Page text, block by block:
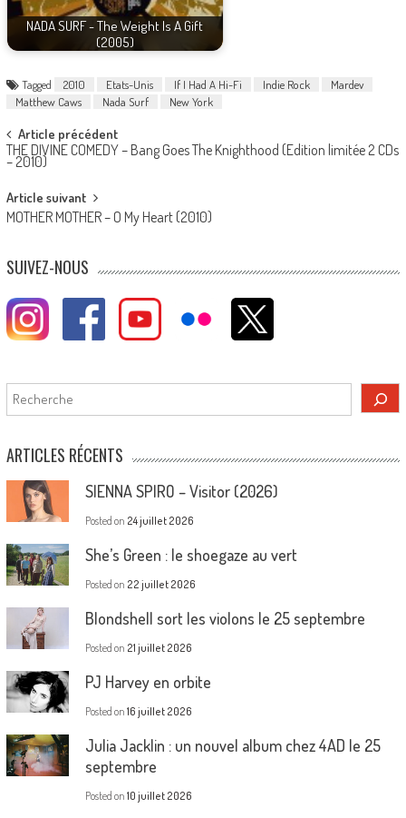
NADA SURF - The Weight Is A Gift
(2005)
Tagged 2010 Etats-Unis If I Had A Hi-Fi Indie Rock
Mardev
Matthew Caws
Nada Surf New York
Post
navigation
Article précédent
THE DIVINE COMEDY – Bang Goes The Knighthood (Edition limitée 2 CDs
– 2010)
Article suivant
MOTHER MOTHER – O My Heart (2010)
SUIVEZ-NOUS
Rechercher
ARTICLES RÉCENTS
SIENNA SPIRO – Visitor (2026)
Posted on 24 juillet 2026
She’s Green : le shoegaze au vert
Posted on 22 juillet 2026
Blondshell sort les violons le 25 septembre
Posted on 21 juillet 2026
PJ Harvey en orbite
Posted on 16 juillet 2026
Julia Jacklin : un nouvel album chez 4AD le 25
septembre
Posted on 10 juillet 2026